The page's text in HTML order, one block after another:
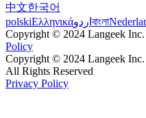
中文한국어
polskiΕλληνικάاردو বাংলা
Copyright © 2024 Langeek
Policy
Copyright © 2024 Langeek Inc.
All Rights Reserved
Privacy Policy